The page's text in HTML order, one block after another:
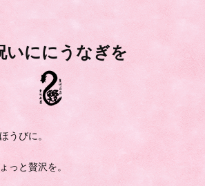
いににうなぎを
うびに。
っと贅沢を。